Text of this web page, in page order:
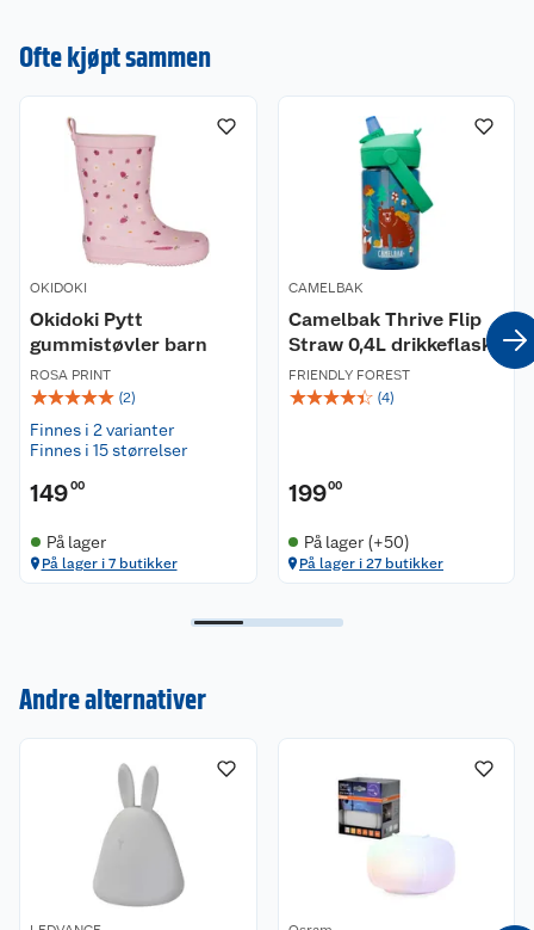
Ofte kjøpt sammen
OKIDOKI
Okidoki Pytt
gummistøvler barn
ROSA PRINT
☆☆☆☆☆ (2)
Finnes i 2 varianter
Finnes i 15 størrelser
14900
På lager
På lager i 7 butikker
CAMELBAK
Camelbak Thrive Flip
Straw 0,4L drikkeflaske
FRIENDLY FOREST
☆☆☆☆☆ (4)
19900
På lager (+50)
På lager i 27 butikker
Andre alternativer
Om oss
Våre butikker
Våre merkevarer
Kontakt oss
Angre- og returrett
Reklamasjon og garanti
Ofte stilte spørsmål